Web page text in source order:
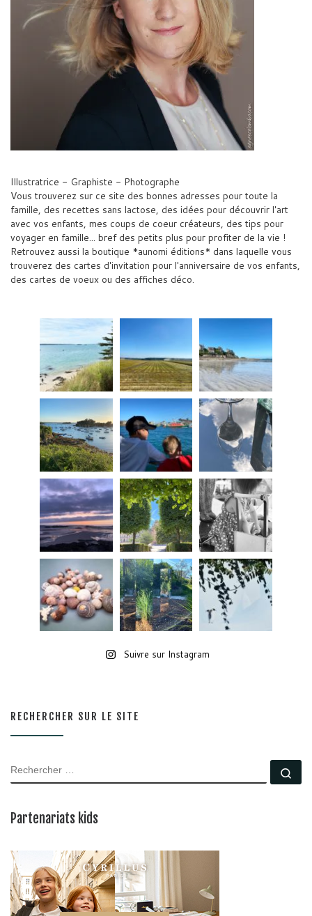
Illustratrice - Graphiste - Photographe
Vous trouverez sur ce site des bonnes adresses pour toute la
famille, des recettes sans lactose, des idées pour découvrir l'art
avec vos enfants, mes coups de coeur créateurs, des tips pour
voyager en famille... bref des petits plus pour profiter de la vie !
Retrouvez aussi la boutique *aunomi éditions* dans laquelle vous
trouverez des cartes d'invitation pour l'anniversaire de vos enfants,
des cartes de voeux ou des affiches déco.
Suivre sur Instagram
RECHERCHER SUR LE SITE
RECHERCHER
Partenariats kids